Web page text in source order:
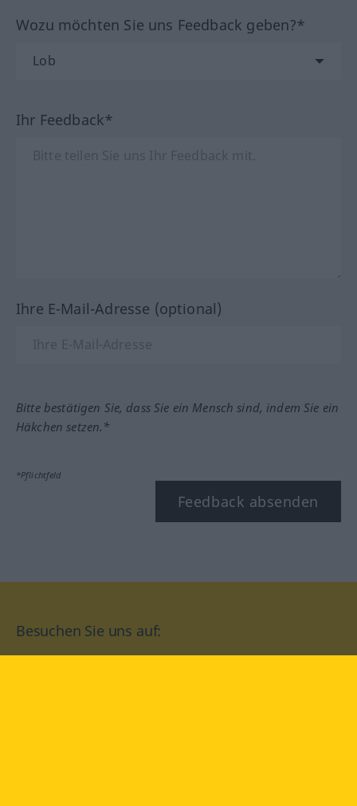
Wozu möchten Sie uns Feedback geben?*
Ihr Feedback*
Ihre E-Mail-Adresse (optional)
Bitte bestätigen Sie, dass Sie ein Mensch sind, indem Sie ein
Häkchen setzen.*
*Pflichtfeld
Feedback absenden
Besuchen Sie uns auf: